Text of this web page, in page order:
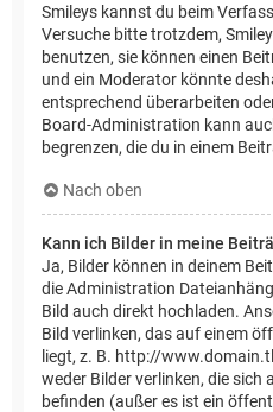
Smileys kannst du beim
Versuche bitte trotzdem,
benutzen, sie können einen
und ein Moderator könnte
entsprechend überarbeiten
Board-Administration kann
begrenzen, die du in einem
Nach oben
Kann ich Bilder in meine
Ja, Bilder können in deinem
die Administration
Bild auch direkt hochladen.
Bild verlinken, das auf einem
liegt, z. B. http://
weder Bilder verlinken, die sich
befinden (außer es ist ein